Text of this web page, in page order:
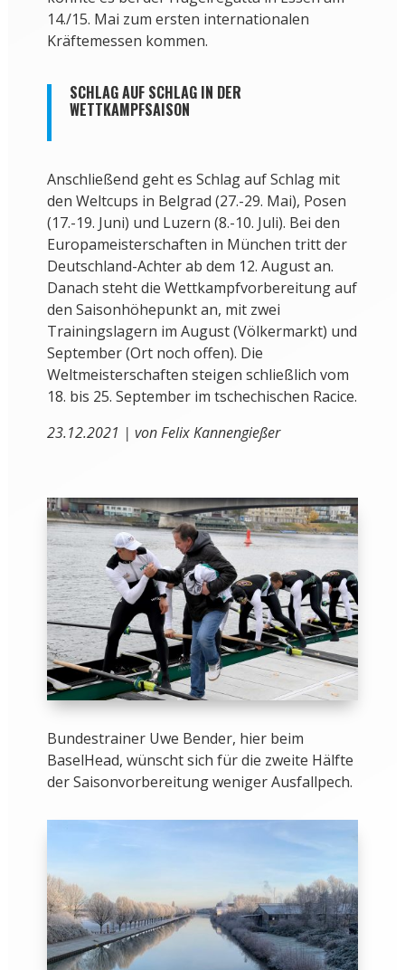
14./15. Mai zum ersten internationalen
Kräftemessen kommen.
SCHLAG AUF SCHLAG IN DER
WETTKAMPFSAISON
Anschließend geht es Schlag auf Schlag mit
den Weltcups in Belgrad (27.-29. Mai), Posen
(17.-19. Juni) und Luzern (8.-10. Juli). Bei den
Europameisterschaften in München tritt der
Deutschland-Achter ab dem 12. August an.
Danach steht die Wettkampfvorbereitung auf
den Saisonhöhepunkt an, mit zwei
Trainingslagern im August (Völkermarkt) und
September (Ort noch offen). Die
Weltmeisterschaften steigen schließlich vom
18. bis 25. September im tschechischen Racice.
23.12.2021 | von Felix Kannengießer
Bundestrainer Uwe Bender, hier beim
BaselHead, wünscht sich für die zweite Hälfte
der Saisonvorbereitung weniger Ausfallpech.